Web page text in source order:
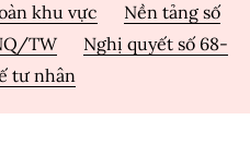
khu vực
Nền tảng số
TW
Nghị quyết số 68-
tư nhân